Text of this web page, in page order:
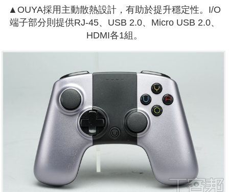
▲OUYA採用主動散熱設計，有助於提升穩定性。I/O
端子部分則提供RJ-45、USB 2.0、Micro USB 2.0、
HDMI各1組。